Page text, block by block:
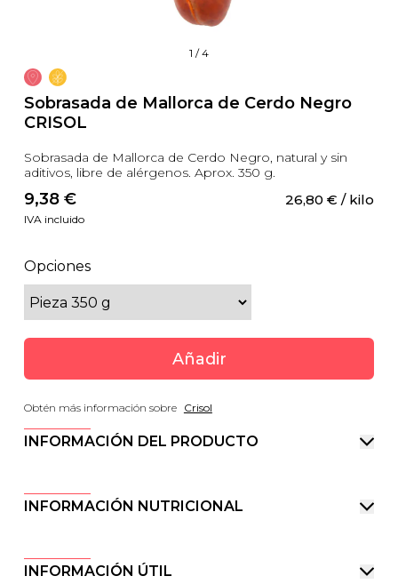
1 /4
Sobrasada de Mallorca de Cerdo Negro
CRISOL
Sobrasada de Mallorca de Cerdo Negro, natural y sin
aditivos, libre de alérgenos. Aprox. 350 g.
9,38 € 26,80 € / kilo
IVA incluido
Opciones
Añadir
Obtén más información sobre Crisol
INFORMACIÓN DEL PRODUCTO
INFORMACIÓN NUTRICIONAL
INFORMACIÓN ÚTIL